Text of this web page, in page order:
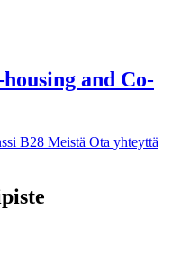
and Co-
B28 Meistä Ota yhteyttä